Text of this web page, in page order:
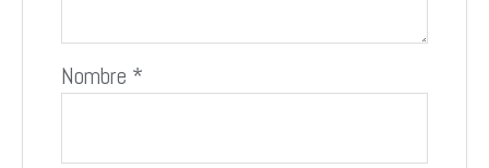
Nombre *